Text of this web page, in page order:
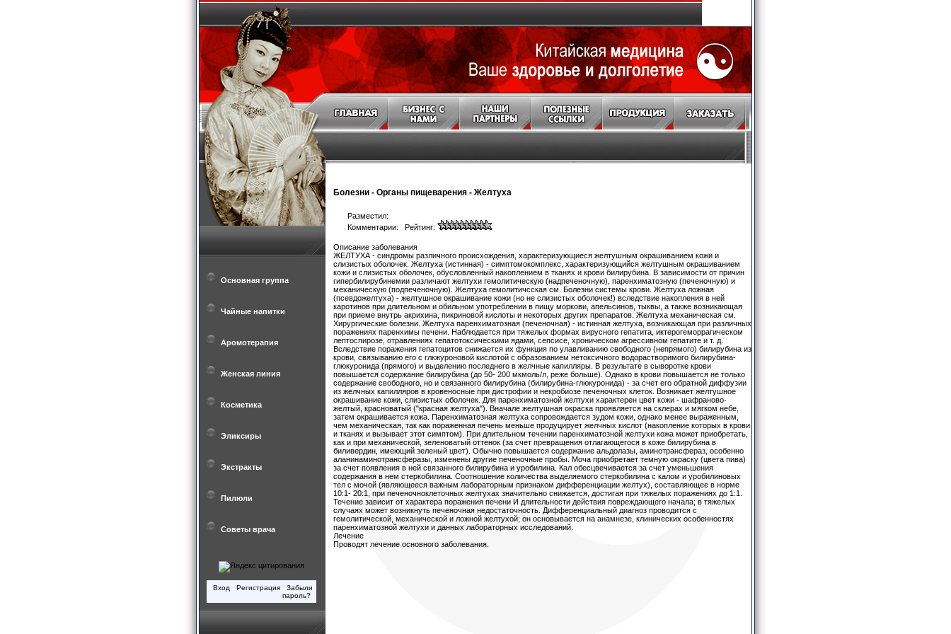
Основная группа
Чайные напитки
Аромотерапия
Женская линия
Косметика
Эликсиры
Экстракты
Пилюли
Советы врача
Вход Регистрация
Забыли
пароль?
Болезни - Органы пищеварения - Желтуха
Разместил:
Комментарии: Рейтинг:
Описание заболевания
ЖЕЛТУХА - синдромы различного происхождения, характеризующиеся желтушным окрашиванием кожи и
слизистых оболочек. Желтуха (истинная) - симптомокомплекс, характеризующийся желтушным окрашиванием
кожи и слизистых оболочек, обусловленный накоплением в тканях и крови билирубина. В зависимости от причин
гипербилирубинемии различают желтухи гемолитическую (надпеченочную), паренхиматозную (печеночную) и
механическую (подпеченочную). Желтуха гемолитичсская см. Болезни системы крови. Желтуха ложная
(псевдожелтуха) - желтушное окрашивание кожи (но не слизистых оболочек!) вследствие накопления в ней
каротинов при длительном и обильном употреблении в пищу моркови, апельсинов, тыквы, а также возникающая
при приеме внутрь акрихина, пикриновой кислоты и некоторых других препаратов. Желтуха механическая см.
Хирургические болезни. Желтуха паренхиматозная (печеночная) - истинная желтуха, возникающая при различных
поражениях паренхимы печени. Наблюдается при тяжелых формах вирусного гепатита, иктерогеморрагическом
лептоспирозе, отравлениях гепатотоксическими ядами, сепсисе, хроническом агрессивном гепатите и т. д.
Вследствие поражения гепатоцитов снижается их функция по улавливанию свободного (непрямого) билирубина из
крови, связыванию его с глкжуроновой кислотой с образованием нетоксичного водорастворимого билирубина-
глюкуронида (прямого) и выделению последнего в желчные капилляры. В результате в сыворотке крови
повышается содержание билирубина (до 50- 200 мкмоль/л, реже больше). Однако в крови повышается не только
содержание свободного, но и связанного билирубина (билирубина-глюкуронида) - за счет его обратной диффузии
из желчных капилляров в кровеносные при дистрофии и некробиозе печеночных клеток. Возникает желтушное
окрашивание кожи, слизистых оболочек. Для паренхиматозной желтухи характерен цвет кожи - шафраново-
желтый, красноватый ("красная желтуха"). Вначале желтушная окраска проявляется на склерах и мягком небе,
затем окрашивается кожа. Паренхиматозная желтуха сопровождается зудом кожи, однако менее выраженным,
чем механическая, так как пораженная печень меньше продуцирует желчных кислот (накопление которых в крови
и тканях и вызывает этот симптом). При длительном течении паренхиматозной желтухи кожа может приобретать,
как и при механической, зеленоватый оттенок (за счет превращения отлагающегося в коже билирубина в
биливердин, имеющий зеленый цвет). Обычно повышается содержание альдолазы, аминотрансфераз, особенно
аланинаминотрансферазы, изменены другие печеночные пробы. Моча приобретает темную окраску (цвета пива)
за счет появления в ней связанного билирубина и уробилина. Кал обесцвечивается за счет уменьшения
содержания в нем стеркобилина. Соотношение количества выделяемого стеркобилина с калом и уробилиновых
тел с мочой (являющееся важным лабораторным признаком дифференциации желтух), составляющее в норме
10:1- 20:1, при печеночноклеточных желтухах значительно снижается, достигая при тяжелых поражениях до 1:1.
Течение зависит от характера поражения печени И длительности действия повреждающего начала; в тяжелых
случаях может возникнуть печеночная недостаточность. Дифференциальный диагноз проводится с
гемолитической, механической и ложной желтухой; он основывается на анамнезе, клинических особенностях
паренхиматозной желтухи и данных лабораторных исследований.
Лечение
Проводят лечение основного заболевания.